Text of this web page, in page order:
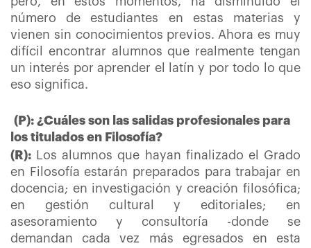
número de estudiantes en estas materias y
vienen sin conocimientos previos. Ahora es muy
difícil encontrar alumnos que realmente tengan
un interés por aprender el latín y por todo lo que
eso significa.
(P): ¿Cuáles son las salidas profesionales para
los titulados en Filosofía?
(R): Los alumnos que hayan finalizado el Grado
en Filosofía estarán preparados para trabajar en
docencia; en investigación y creación filosófica;
en gestión cultural y editoriales; en
asesoramiento y consultoría -donde se
demandan cada vez más egresados en esta